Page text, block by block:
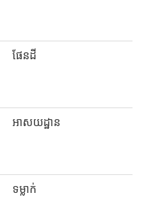
ផែនដី
អាសយដ្ឋាន
ទម្លាក់